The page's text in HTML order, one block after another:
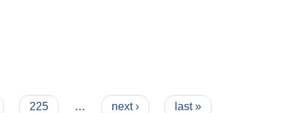
225 … next › last »